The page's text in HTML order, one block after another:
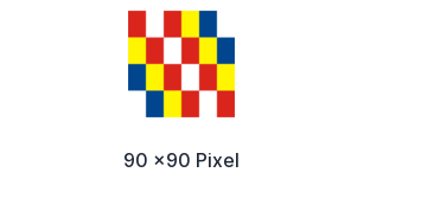
90 x90 Pixel